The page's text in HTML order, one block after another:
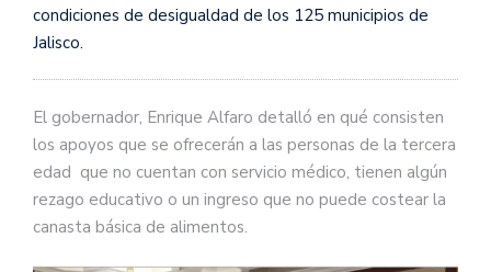
condiciones de desigualdad de los 125 municipios de
Jalisco.
El gobernador, Enrique Alfaro detalló en qué consisten
los apoyos que se ofrecerán a las personas de la tercera
edad que no cuentan con servicio médico, tienen algún
rezago educativo o un ingreso que no puede costear la
canasta básica de alimentos.